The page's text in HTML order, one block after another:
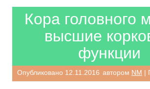
Кора головного
высшие
функции
Опубликовано 12.11.2016 автором NM |